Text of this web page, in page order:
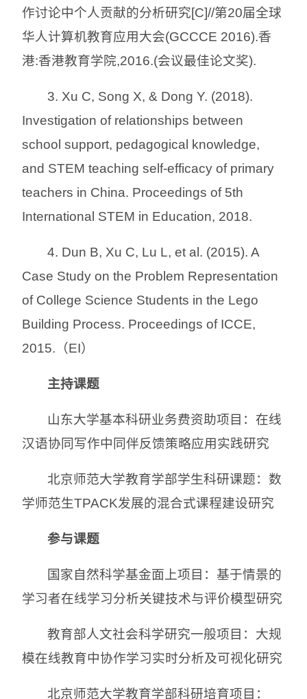
作讨论中个人贡献的分析研究[C]//第20届全球
华人计算机教育应用大会(GCCCE 2016).香
港:香港教育学院,2016.(会议最佳论文奖).
3. Xu C, Song X, & Dong Y. (2018).
Investigation of relationships between
school support, pedagogical knowledge,
and STEM teaching self-efficacy of primary
teachers in China. Proceedings of 5th
International STEM in Education, 2018.
4. Dun B, Xu C, Lu L, et al. (2015). A
Case Study on the Problem Representation
of College Science Students in the Lego
Building Process. Proceedings of ICCE,
2015.（EI）
主持课题
山东大学基本科研业务费资助项目：在线
汉语协同写作中同伴反馈策略应用实践研究
北京师范大学教育学部学生科研课题：数
学师范生TPACK发展的混合式课程建设研究
参与课题
国家自然科学基金面上项目：基于情景的
学习者在线学习分析关键技术与评价模型研究
教育部人文社会科学研究一般项目：大规
模在线教育中协作学习实时分析及可视化研究
北京师范大学教育学部科研培育项目：